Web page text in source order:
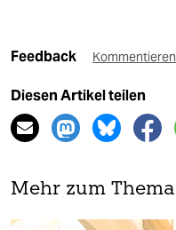
Feedback Kommentieren
Diesen Artikel teilen
Mehr zum Thema